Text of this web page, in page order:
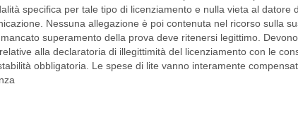
specifica per tale tipo di licenziamento e nulla vieta al datore
Nessuna allegazione è poi contenuta nel ricorso sulla
superamento della prova deve ritenersi legittimo.
alla declaratoria di illegittimità del licenziamento con le
obbligatoria. Le spese di lite vanno interamente